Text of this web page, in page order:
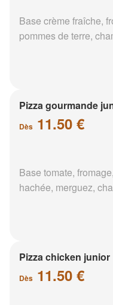
Base crème fraîche,
pommes de terre,
Pizza gourmande
Dès 11.50 €
Base tomate,
hachée, merguez,
Pizza chicken junior
Dès 11.50 €